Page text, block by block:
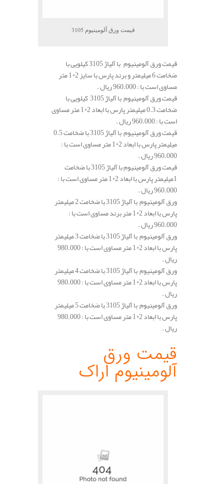
قیمت ورق آلومینیوم 3105
قیمت ورق آلومینیوم با آلیاژ 3105 کیلویی با
ضخامت 6 میلیمتر و برند پارس با سایز 2*1 متر
مساوی است با : 960.000 ریال .
قیمت ورق آلومینیوم با آلیاژ 3105 کیلویی با
ضخامت 0.3 میلیمتر پارس با ابعاد 2*1 متر مساوی
است با : 960.000 ریال .
قیمت ورق آلومینیوم با آلیاژ 3105 با ضخامت 0.5
میلیمتر پارس با ابعاد 2*1 متر مساوی است با :
960.000 ریال .
قیمت ورق آلومینیوم با آلیاژ 3105 با ضخامت
1میلیمتر پارس با ابعاد 2*1 متر مساوی است با :
960.000 ریال .
ورق آلومینیوم با آلیاژ 3105 با ضخامت 2 میلیمتر
پارس با ابعاد 2*1 متر برند مساوی است با :
960.000 ریال .
ورق آلومینیوم با آلیاژ 3105 با ضخامت 3 میلیمتر
پارس با ابعاد 2*1 متر مساوی است با : 980.000
ریال .
ورق آلومینیوم با آلیاژ 3105 با ضخامت 4 میلیمتر
پارس با ابعاد 2*1 متر مساوی است با : 980.000
ریال .
ورق آلومینیوم با آلیاژ 3105 با ضخامت 5 میلیمتر
پارس با ابعاد 2*1 متر مساوی است با : 980.000
ریال .
قیمت ورق
آلومینیوم اراک